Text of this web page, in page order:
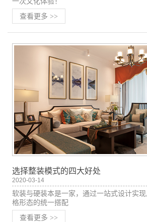
查看更多 >>
选择整装模式的四大好处
2020-03-14
软装与硬装本是一家，通过一站式设计实
格形态的统一搭配
查看更多 >>